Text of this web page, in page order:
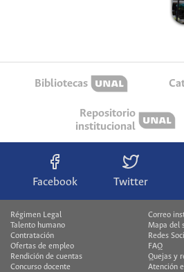
Bibliotecas
Repositorio
institucional
Facebook Twitter
Régimen Legal
Talento humano
Contratación
Ofertas de empleo
Rendición de cuentas
Concurso docente
Correo
Mapa del
Redes
FAQ
Quejas y
Atención